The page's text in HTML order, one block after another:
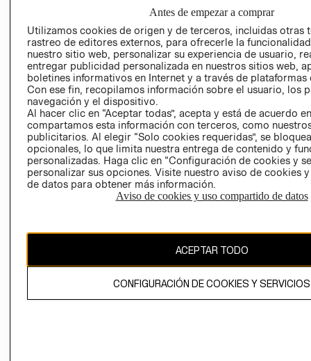
PROGRAMA DE
Y ÉTICA (INGLÉS)
COMERCIO - SIC
PETICIONES
QUEJAS Y
RECLAMOS
Colombia ($)
CAMBIAR REGIÓN
El contenido de esta página web está protegido por copyright y es
Antes de empezar a comprar
Utilizamos cookies de origen y de terceros, incluidas otras
rastreo de editores externos, para ofrecerle la
nuestro sitio web, personalizar su experiencia de usuario,
entregar publicidad personalizada en nuestros sitios web,
boletines informativos en Internet y a través de plataformas
Con ese fin, recopilamos información sobre el usuario, los
navegación y el dispositivo.
Al hacer clic en “Aceptar todas”, acepta y está de acuerdo
compartamos esta información con terceros, como
publicitarios. Al elegir “Solo cookies requeridas”, se
opcionales, lo que limita nuestra entrega de contenido y
personalizadas. Haga clic en “Configuración de cookies y
personalizar sus opciones. Visite nuestro aviso de cookies
de datos para obtener más información.
Aviso de cookies y uso compartido de datos
ACEPTAR TODO
CONFIGURACIÓN DE COOKIES Y SERVICIOS